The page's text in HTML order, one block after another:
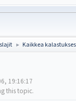
► Kaikkea
19:16:17
this topic.